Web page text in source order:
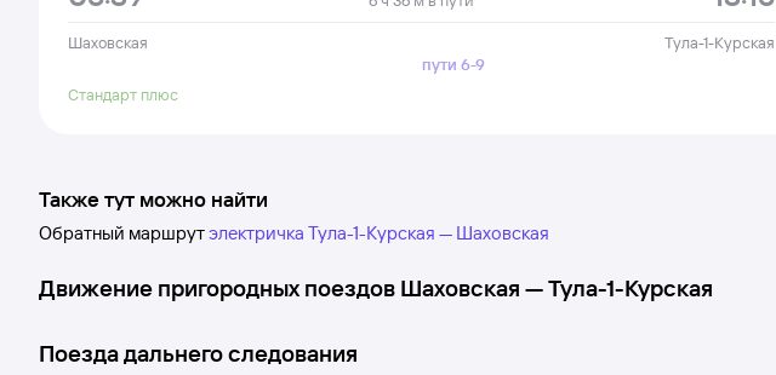
Шаховская
Тула-1-Курская
пути 6-9
Стандарт плюс
Также тут можно найти
Обратный маршрутэлектричка Тула-1-Курская — Шаховская
Движение пригородных поездов Шаховская —Тула-1-Курская
Поезда дальнего следования